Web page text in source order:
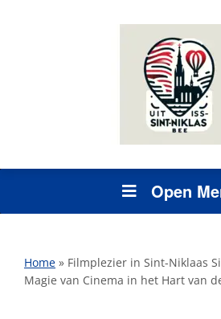
Open
Home » Filmplezier in Sint-Niklaas
Magie van Cinema in het Hart van